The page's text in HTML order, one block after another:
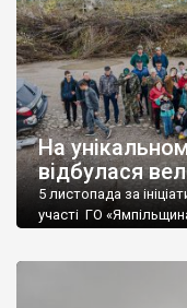
На
відбулася
5 листопада за
участі ГО
дійсно унікальний і
століття. Зокрема в